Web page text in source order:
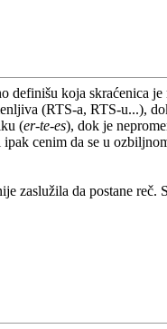
definišu koja skraćenica
(RTS-a, RTS-u...),
(er-te-es), dok je
cenim da se u
zaslužila da postane reč.